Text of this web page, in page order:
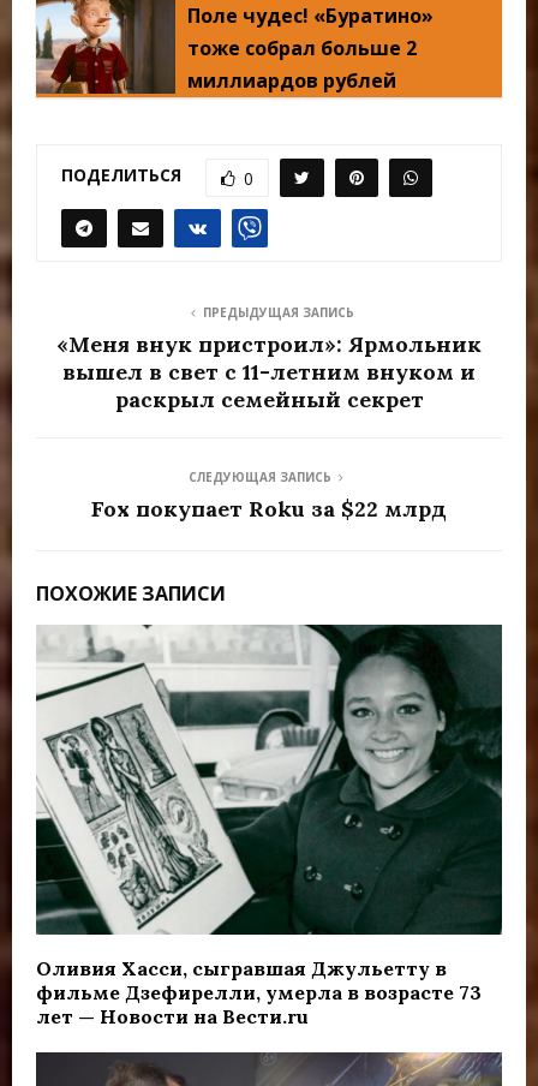
Поле чудес! «Буратино»
тоже собрал больше 2
миллиардов рублей
ПОДЕЛИТЬСЯ 0
ПРЕДЫДУЩАЯ ЗАПИСЬ
«Меня внук пристроил»: Ярмольник
вышел в свет с 11-летним внуком и
раскрыл семейный секрет
СЛЕДУЮЩАЯ ЗАПИСЬ
Fox покупает Roku за $22 млрд
ПОХОЖИЕ ЗАПИСИ
Оливия Хасси, сыгравшая Джульетту в
фильме Дзефирелли, умерла в возрасте 73
лет — Новости на Вести.ru